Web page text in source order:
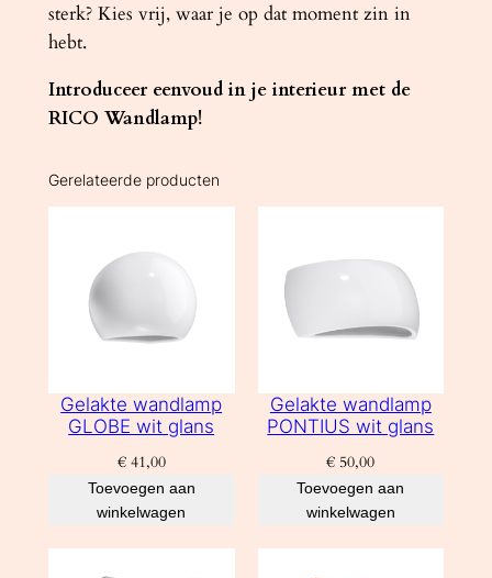
sterk? Kies vrij, waar je op dat moment zin in
hebt.
Introduceer eenvoud in je interieur met de
RICO Wandlamp!
Gerelateerde producten
Gelakte wandlamp
GLOBE wit glans
€41,00
Toevoegen aan
winkelwagen
Gelakte wandlamp
PONTIUS wit glans
€ 50,00
Toevoegen aan
winkelwagen